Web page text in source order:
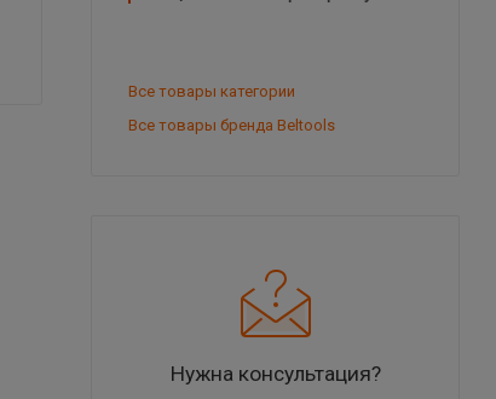
Все товары категории
Все товары бренда Beltools
Нужна консультация?